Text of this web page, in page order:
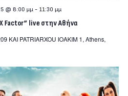
Factor” live στην Αθήνα
@ 8:00 μμ- 11:30 μμ
KAI PATRIARXOU IOAKIM 1, Athens,